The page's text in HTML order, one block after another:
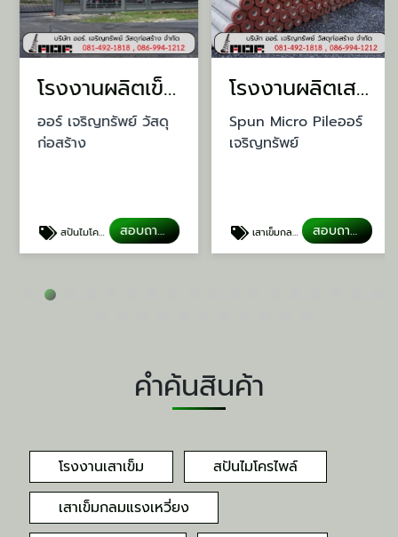
โรงงานผลิตเข็มไมโครไพล์
ออร์ เจริญทรัพย์ วัสดุ
ก่อสร้าง
สปันไมโครไพล์ สอบถามเรื่องเสาเข็ม
โรงงานผลิตเสาเข็มสปันไมโครไพล์
Spun Micro Pileออร์
เจริญทรัพย์
เสาเข็มกลมแรงเหวี่ยง สอบถามเรื่องเสาเข็ม
คำค้นสินค้า
โรงงานเสาเข็ม
สปันไมโครไพล์
เสาเข็มกลมแรงเหวี่ยง